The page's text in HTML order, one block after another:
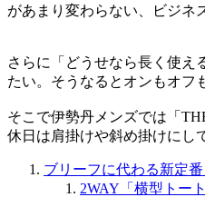
があまり変わらない、ビジネ
さらに「どうせなら長く使え
たい。そうなるとオンもオフ
そこで伊勢丹メンズでは「
休日は肩掛けや斜め掛けにし
ブリーフに代わる新定番
2WAY「横型トー